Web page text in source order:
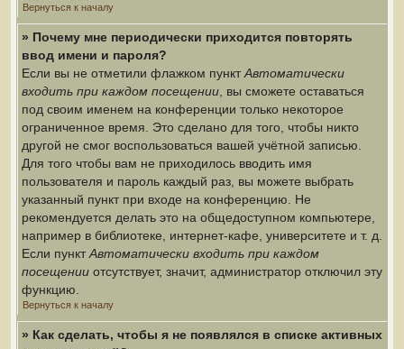
Вернуться к началу
» Почему мне периодически приходится повторять
ввод имени и пароля?
Если вы не отметили флажком пунктАвтоматически
входить при каждом посещении , вы сможете оставаться
под своим именем на конференции только некоторое
ограниченное время. Это сделано для того, чтобы никто
другой не смог воспользоваться вашей учётной записью.
Для того чтобы вам не приходилось вводить имя
пользователя и пароль каждый раз, вы можете выбрать
указанный пункт при входе на конференцию. Не
рекомендуется делать это на общедоступном компьютере,
например в библиотеке, интернет-кафе, университете и т. д.
Если пунктАвтоматически входить при каждом
посещении отсутствует, значит, администратор отключил эту
функцию.
Вернуться к началу
» Как сделать, чтобы я не появлялся в списке активных